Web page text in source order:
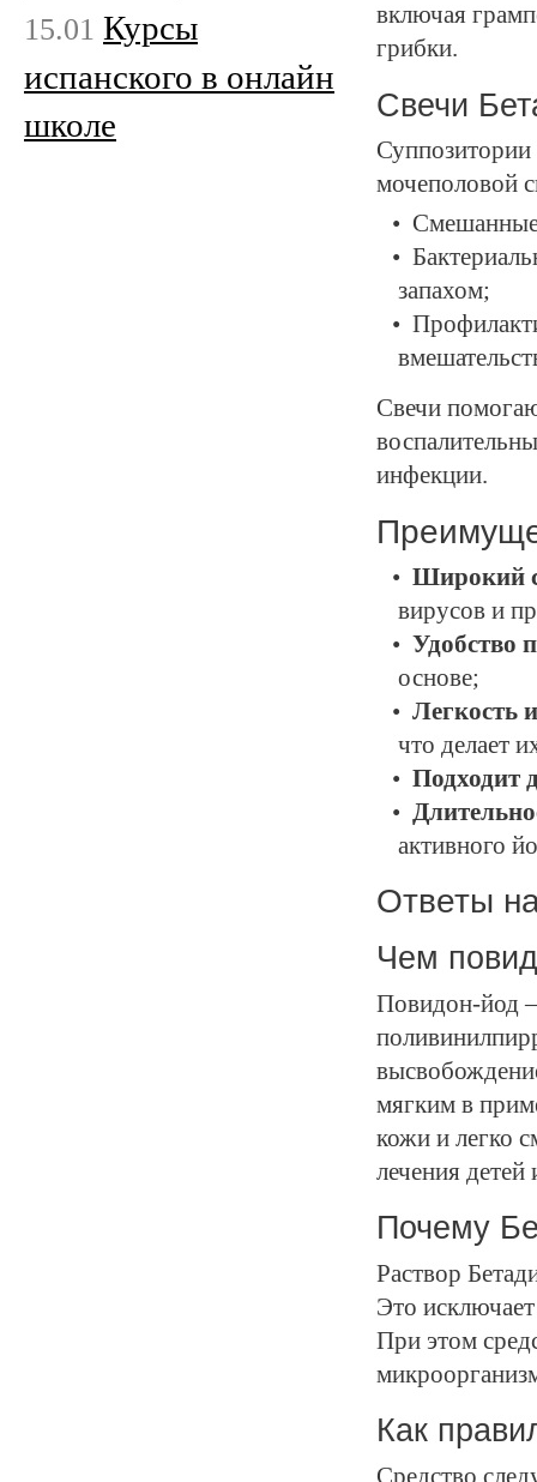
включая
грибки.
Свечи
Суппозитории
мочеполовой
запахом;
Свечи
инфекции.
Широкий
вирусов и
Удобство
основе;
Легкость
что делает
Подходит
активного
Ответы
Чем
Повидон-йод
мягким в
кожи и легко
лечения
Почему
Раствор
Это
При этом
Как
Средство
15.01 Курсы
испанского в онлайн
школе